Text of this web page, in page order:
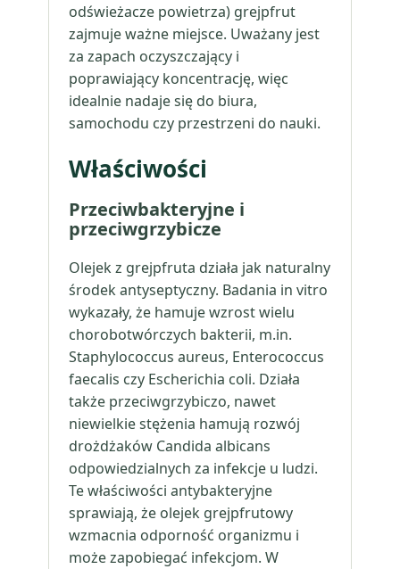
odświeżacze powietrza) grejpfrut
zajmuje ważne miejsce. Uważany jest
za zapach oczyszczający i
poprawiający koncentrację, więc
idealnie nadaje się do biura,
samochodu czy przestrzeni do nauki.
Właściwości
Przeciwbakteryjne i
przeciwgrzybicze
Olejek z grejpfruta działa jak naturalny
środek antyseptyczny. Badania in vitro
wykazały, że hamuje wzrost wielu
chorobotwórczych bakterii, m.in.
Staphylococcus aureus, Enterococcus
faecalis czy Escherichia coli. Działa
także przeciwgrzybiczo, nawet
niewielkie stężenia hamują rozwój
drożdżaków Candida albicans
odpowiedzialnych za infekcje u ludzi.
Te właściwości antybakteryjne
sprawiają, że olejek grejpfrutowy
wzmacnia odporność organizmu i
może zapobiegać infekcjom. W